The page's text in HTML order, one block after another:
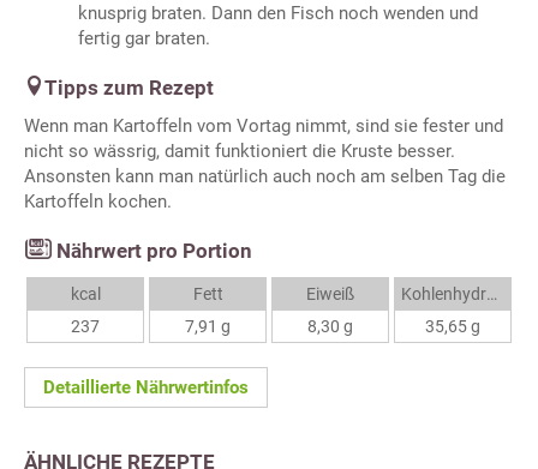
knusprig braten. Dann den Fisch noch wenden und
fertig gar braten.
Tipps zum Rezept
Wenn man Kartoffeln vom Vortag nimmt, sind sie fester und
nicht so wässrig, damit funktioniert die Kruste besser.
Ansonsten kann man natürlich auch noch am selben Tag die
Kartoffeln kochen.
Nährwert pro Portion
kcal
237
Fett
7,91 g
Eiweiß
8,30 g
Kohlenhydrate
35,65 g
Detaillierte Nährwertinfos
ÄHNLICHE REZEPTE